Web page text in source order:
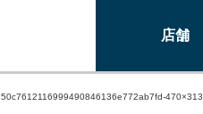
店舗
470×313